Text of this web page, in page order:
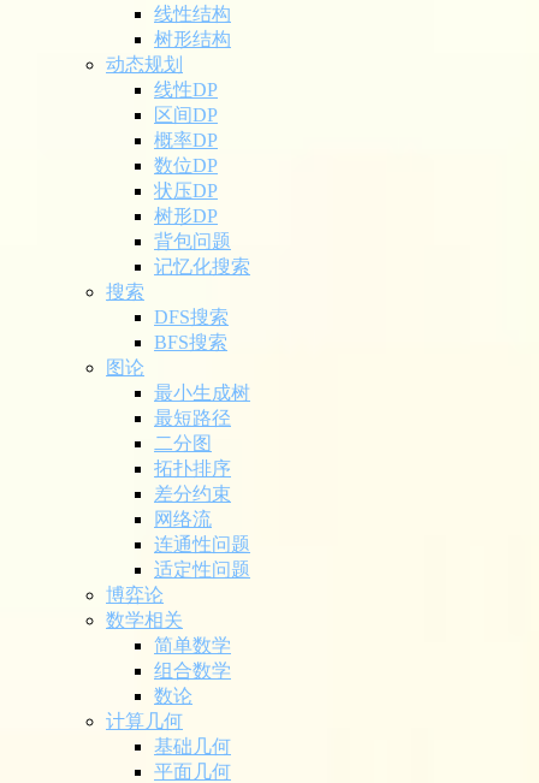
线性结构
树形结构
动态规划
线性DP
区间DP
概率DP
数位DP
状压DP
树形DP
背包问题
记忆化搜索
搜索
DFS搜索
BFS搜索
图论
最小生成树
最短路径
二分图
拓扑排序
差分约束
网络流
连通性问题
适定性问题
博弈论
数学相关
简单数学
组合数学
数论
计算几何
基础几何
平面几何